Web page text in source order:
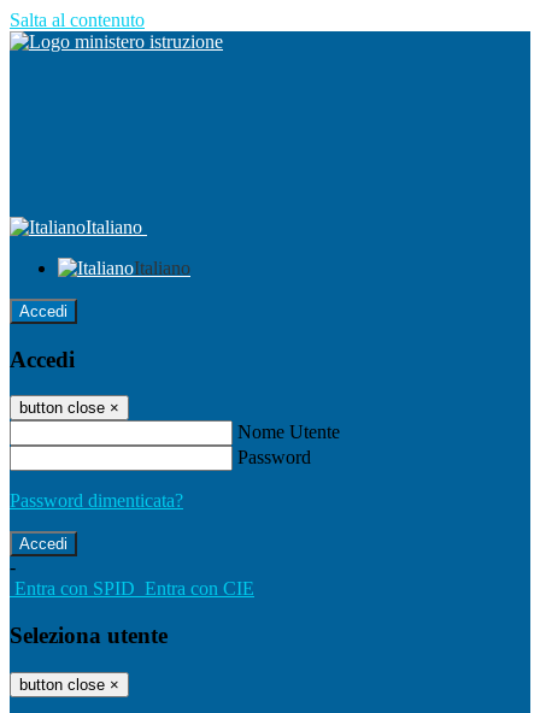
Salta al contenuto
Italiano
Italiano
Accedi
Accedi
button close ×
Nome Utente
Password
Password dimenticata?
-
Entra con SPID Entra con CIE
Seleziona utente
button close ×